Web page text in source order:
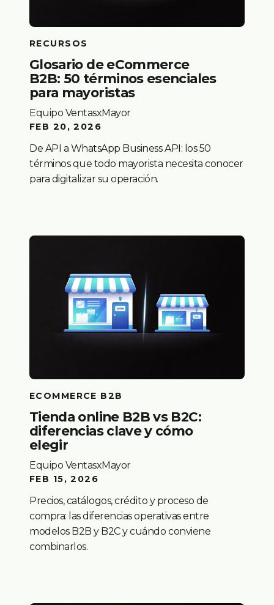
RECURSOS
Glosario de eCommerce
B2B: 50 términos esenciales
para mayoristas
Equipo VentasxMayor
FEB 20, 2026
De API a WhatsApp Business API: los 50
términos que todo mayorista necesita conocer
para digitalizar su operación.
ECOMMERCE B2B
Tienda online B2B vs B2C:
diferencias clave y cómo
elegir
Equipo VentasxMayor
FEB 15, 2026
Precios, catálogos, crédito y proceso de
compra: las diferencias operativas entre
modelos B2B y B2C y cuándo conviene
combinarlos.